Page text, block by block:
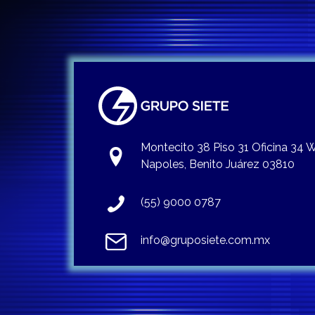
Montecito 38 Piso 31 Oficina 34
Napoles, Benito Juárez 03810
(55) 9000 0787
info@gruposiete.com.mx